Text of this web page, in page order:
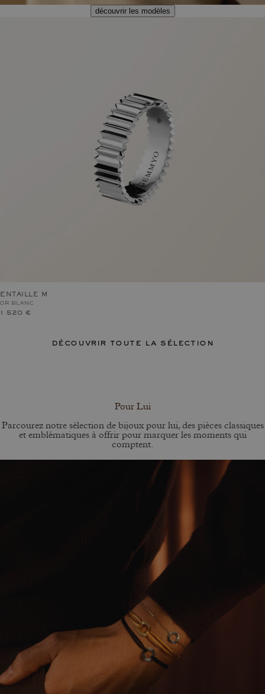
découvrir les modèles
ENTAILLE M
OR BLANC
1 520 €
découvrir toute la sélection
Pour Lui
Parcourez notre sélection de bijoux pour lui, des pièces classiques
et emblématiques à offrir pour marquer les moments qui
comptent.